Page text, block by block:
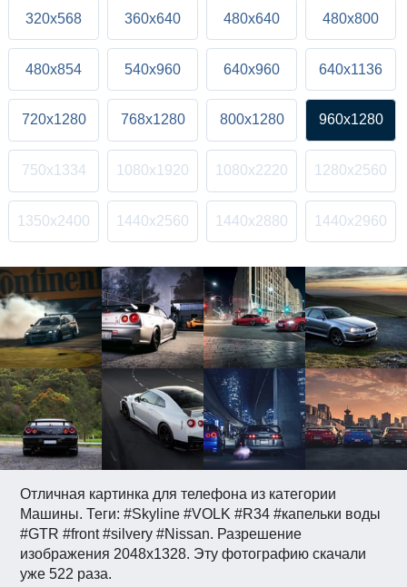
Отличная картинка для телефона из категории
Машины. Теги: #Skyline #VOLK #R34 #капельки воды
#GTR #front #silvery #Nissan. Разрешение
изображения 2048x1328. Эту фотографию скачали
уже 522 раза.
320x568 360x640 480x640 480x800
480x854 540x960 640x960 640x1136
720x1280 768x1280 800x1280 960x1280
750x1334 1080x1920 1080x2220 1280x2560
1350x2400 1440x2560 1440x2880 1440x2960